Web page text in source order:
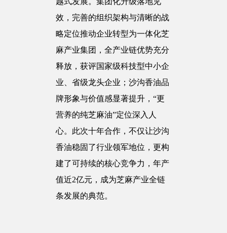
效，完善的组织架构与清晰的战
略定位推动企业转型为一体化芝
麻产业集团，全产业链优势充分
释放，获评国家级科技型中小企
业、省级龙头企业；沙沟香油品
牌形象与价值感显著提升，“更
营养的纯芝麻油”定位深入人
心。此次十年合作，不仅让沙沟
香油稳固了行业领军地位，更构
建了可持续的核心竞争力，年产
值近2亿元，成为芝麻产业全链
条发展的典范。